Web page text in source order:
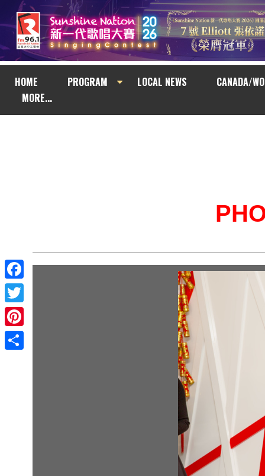
HOME PROGRAM LOCAL NEWS
CANADA/
MORE...
Facebook
Twitter
Pinterest